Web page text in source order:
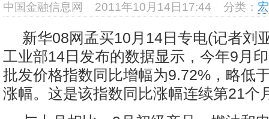
中国金融信息网 2011年10月14日17:44 分类：
新华08网孟买10月14日专电(记者刘
工业部14日发布的数据显示，今年9月
批发价格指数同比增幅为9.72%，略低
涨幅。这是该指数同比涨幅连续第21个